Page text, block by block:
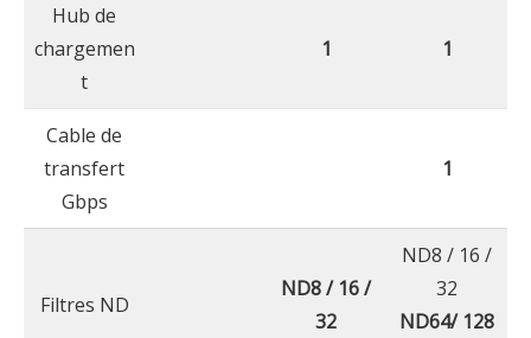
Hub de
chargemen
t
1 1
Cable de
transfert
Gbps
1
Filtres ND
ND8 / 16 /
32
ND8 / 16 /
32
ND64/ 128